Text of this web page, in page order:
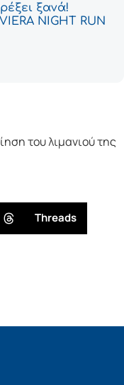
ξανά!
NIGHT RUN
του λιμανιού της
Threads